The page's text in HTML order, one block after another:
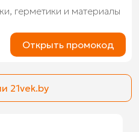
герметики и материалы
Открыть промокод
21vek.by